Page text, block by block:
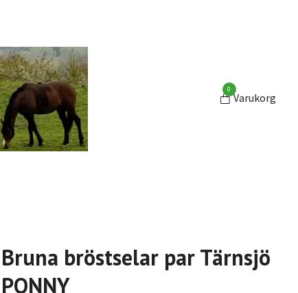
0
Varukorg
Bruna bröstselar par Tärnsjö
PONNY